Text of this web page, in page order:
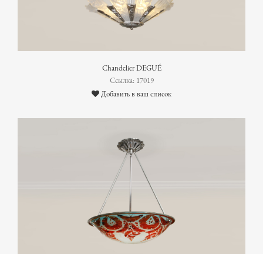
Chandelier DEGUÉ
Ссылка: 17019
Добавить в ваш список